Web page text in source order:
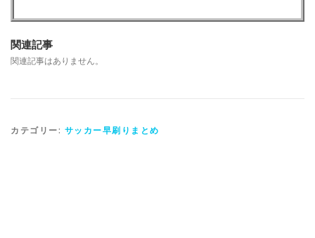
関連記事
関連記事はありません。
カテゴリー: サッカー早刷りまとめ